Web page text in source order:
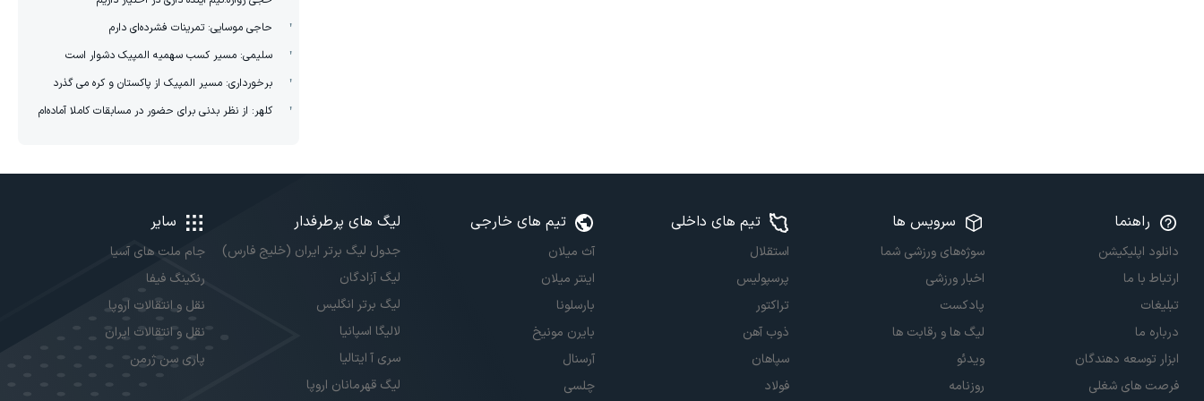
حاجی موسایی: تمرینات فشرده‌ای دارم
سلیمی: مسیر کسب سهمیه المپیک دشوار است
برخورداری: مسیر المپیک از پاکستان و کره می گذرد
کلهر: از نظر بدنی برای حضور در مسابقات کاملا آماده‌ام
راهنما
دانلود اپلیکیشن
ارتباط با ما
تبلیغات
درباره ما
ابزار توسعه دهندگان
فرصت های شغلی
سرویس ها
سوژه‌های ورزشی شما
اخبار ورزشی
پادکست
لیگ ها و رقابت ها
ویدئو
روزنامه
تیم های داخلی
استقلال
پرسپولیس
تراکتور
ذوب آهن
سپاهان
فولاد
تیم های خارجی
آث میلان
اینتر میلان
بارسلونا
بایرن مونیخ
آرسنال
چلسی
لیگ های پرطرفدار
جدول لیگ برتر ایران (خلیج فارس)
لیگ آزادگان
لیگ برتر انگلیس
لالیگا اسپانیا
سری آ ایتالیا
لیگ قهرمانان اروپا
سایر
جام ملت های آسیا
رنکینگ فیفا
نقل و انتقالات اروپا
نقل و انتقالات ایران
پاری سن ژرمن